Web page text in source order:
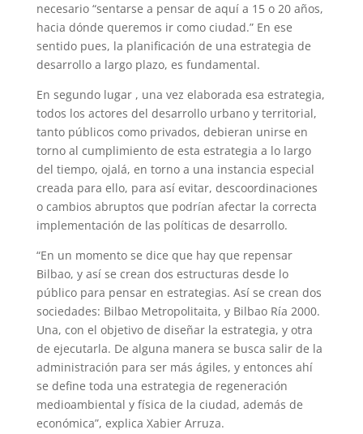
necesario “sentarse a pensar de aquí a 15 o 20 años,
hacia dónde queremos ir como ciudad.” En ese
sentido pues, la planificación de una estrategia de
desarrollo a largo plazo, es fundamental.
En segundo lugar , una vez elaborada esa estrategia,
todos los actores del desarrollo urbano y territorial,
tanto públicos como privados, debieran unirse en
torno al cumplimiento de esta estrategia a lo largo
del tiempo, ojalá, en torno a una instancia especial
creada para ello, para así evitar, descoordinaciones
o cambios abruptos que podrían afectar la correcta
implementación de las políticas de desarrollo.
“En un momento se dice que hay que repensar
Bilbao, y así se crean dos estructuras desde lo
público para pensar en estrategias. Así se crean dos
sociedades: Bilbao Metropolitaita, y Bilbao Ría 2000.
Una, con el objetivo de diseñar la estrategia, y otra
de ejecutarla. De alguna manera se busca salir de la
administración para ser más ágiles, y entonces ahí
se define toda una estrategia de regeneración
medioambiental y física de la ciudad, además de
económica”, explica Xabier Arruza.